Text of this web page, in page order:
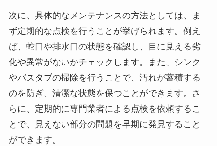
次に、具体的なメンテナンスの方法としては、ま
ず定期的な点検を行うことが挙げられます。例え
ば、蛇口や排水口の状態を確認し、目に見える劣
化や異常がないかチェックします。また、シンク
やバスタブの掃除を行うことで、汚れが蓄積する
のを防ぎ、清潔な状態を保つことができます。さ
らに、定期的に専門業者による点検を依頼するこ
とで、見えない部分の問題を早期に発見すること
ができます。